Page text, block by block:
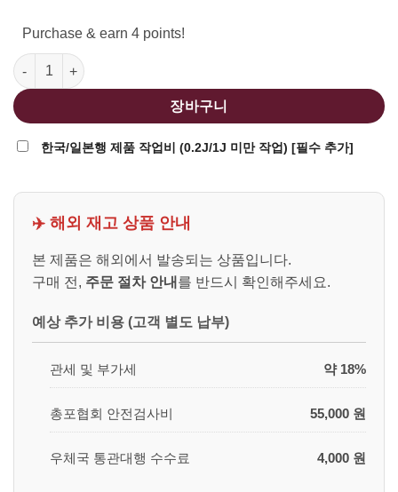
Purchase & earn 4 points!
King Arms FAL AEG (Full-Length) Ver.2 수량
장바구니
한국/일본행 제품 작업비 (0.2J/1J 미만 작업) [필수 추가]
✈️ 해외 재고 상품 안내
본 제품은 해외에서 발송되는 상품입니다.
구매 전, 주문 절차 안내 를 반드시 확인해주세요.
예상 추가 비용 (고객 별도 납부)
관세 및 부가세 약 18%
총포협회 안전검사비 55,000 원
우체국 통관대행 수수료 4,000 원